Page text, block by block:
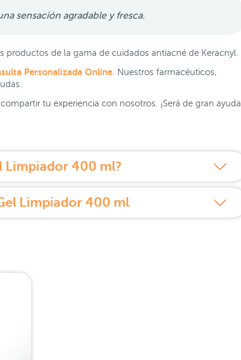
sensación agradable y fresca.
productos de la gama de cuidados antiacné de Keracnyl.
Personalizada Online . Nuestros farmacéuticos,
tu experiencia con nosotros. ¡Será de gran ayuda
Limpiador 400 ml?
Limpiador 400 ml